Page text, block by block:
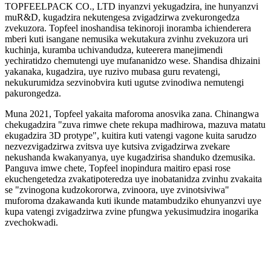
TOPFEELPACK CO., LTD inyanzvi yekugadzira, ine hunyanzvi
muR&D, kugadzira nekutengesa zvigadzirwa zvekurongedza
zvekuzora. Topfeel inoshandisa tekinoroji inoramba ichienderera
mberi kuti isangane nemusika wekutakura zvinhu zvekuzora uri
kuchinja, kuramba uchivandudza, kuteerera manejimendi
yechiratidzo chemutengi uye mufananidzo wese. Shandisa dhizaini
yakanaka, kugadzira, uye ruzivo mubasa guru revatengi,
nekukurumidza sezvinobvira kuti ugutse zvinodiwa nemutengi
pakurongedza.
Muna 2021, Topfeel yakaita maforoma anosvika zana. Chinangwa
chekugadzira "zuva rimwe chete rekupa madhirowa, mazuva matatu
ekugadzira 3D protype", kuitira kuti vatengi vagone kuita sarudzo
nezvezvigadzirwa zvitsva uye kutsiva zvigadzirwa zvekare
nekushanda kwakanyanya, uye kugadzirisa shanduko dzemusika.
Panguva imwe chete, Topfeel inopindura maitiro epasi rose
ekuchengetedza zvakatipoteredza uye inobatanidza zvinhu zvakaita
se "zvinogona kudzokororwa, zvinoora, uye zvinotsiviwa"
muforoma dzakawanda kuti ikunde matambudziko ehunyanzvi uye
kupa vatengi zvigadzirwa zvine pfungwa yekusimudzira inogarika
zvechokwadi.